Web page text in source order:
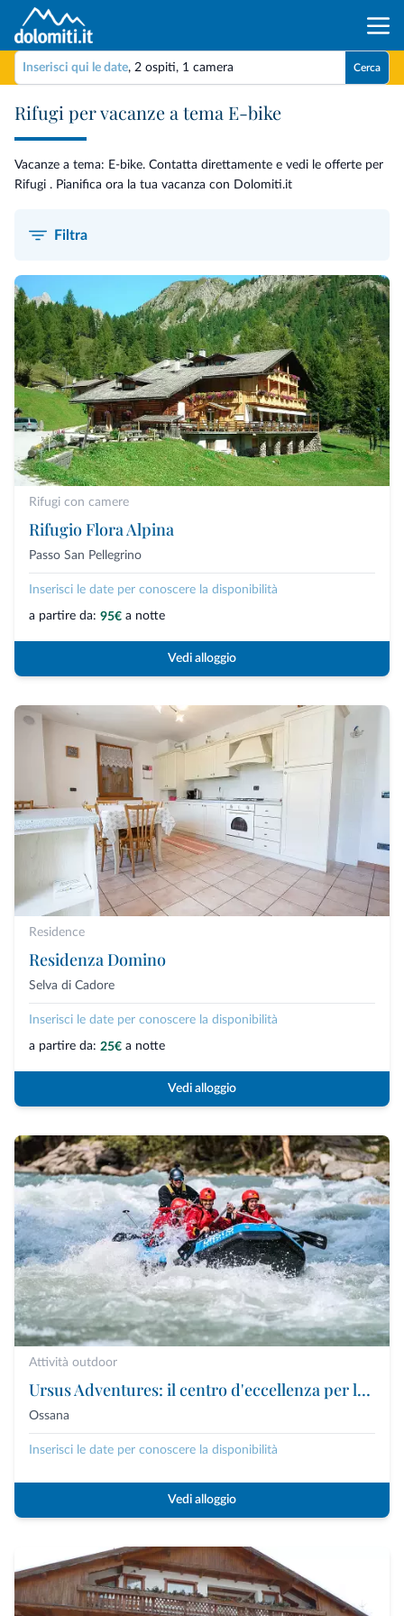
Inserisci qui le date, 2 ospiti, 1 camera Cerca
Rifugi per vacanze a tema E-bike
Vacanze a tema: E-bike. Contatta direttamente e vedi le offerte per
Rifugi . Pianifica ora la tua vacanza con Dolomiti.it
Filtra
Rifugi con camere
Rifugio Flora Alpina
Passo San Pellegrino
Inserisci le date per conoscere la disponibilità
a partire da: 95€ a notte
Vedi alloggio
Residence
Residenza Domino
Selva di Cadore
Inserisci le date per conoscere la disponibilità
a partire da: 25€ a notte
Vedi alloggio
Attività outdoor
Ursus Adventures: il centro d'eccellenza per le attività outdoor premium in Trentino
Ossana
Inserisci le date per conoscere la disponibilità
Vedi alloggio